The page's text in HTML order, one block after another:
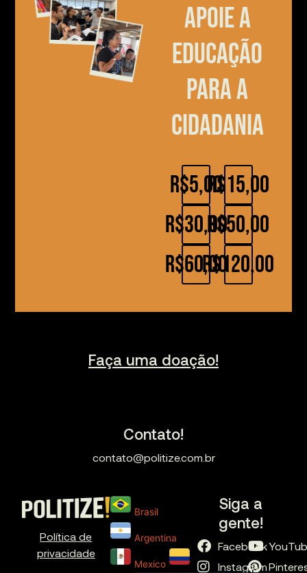
Apoie a
educação
para a
cidadania
R$5,00
R$30,00
R$60,00
R$15,00
R$50,00
R$120,00
Faça uma doação!
Contato!
contato@politize.com.br
Política de
privacidade
Brasil
Argentina
Mexico
Siga a
gente!
Facebook
Instagram